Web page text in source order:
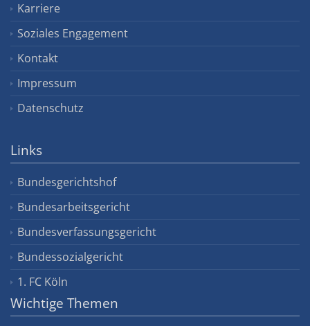
Karriere
Soziales Engagement
Kontakt
Impressum
Datenschutz
Links
Bundesgerichtshof
Bundesarbeitsgericht
Bundesverfassungsgericht
Bundessozialgericht
1. FC Köln
Wichtige Themen